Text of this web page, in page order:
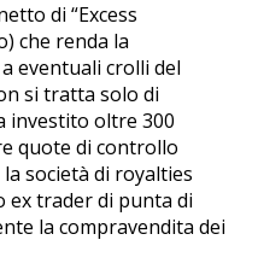
di “Excess
che renda la
eventuali crolli del
si tratta solo di
investito oltre 300
quote di controllo
società di royalties
ex trader di punta di
la compravendita dei